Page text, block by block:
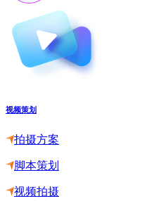
视频策划
拍摄方案
脚本策划
视频拍摄